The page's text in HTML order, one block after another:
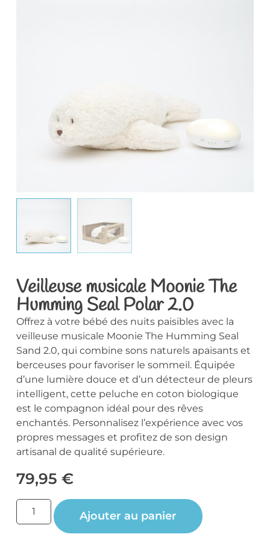
Veilleuse musicale Moonie The
Humming Seal Polar 2.0
Offrez à votre bébé des nuits paisibles avec la
veilleuse musicale Moonie The Humming Seal
Sand 2.0, qui combine sons naturels apaisants et
berceuses pour favoriser le sommeil. Équipée
d’une lumière douce et d’un détecteur de pleurs
intelligent, cette peluche en coton biologique
est le compagnon idéal pour des rêves
enchantés. Personnalisez l’expérience avec vos
propres messages et profitez de son design
artisanal de qualité supérieure.
79,95 €
Ajouter au panier